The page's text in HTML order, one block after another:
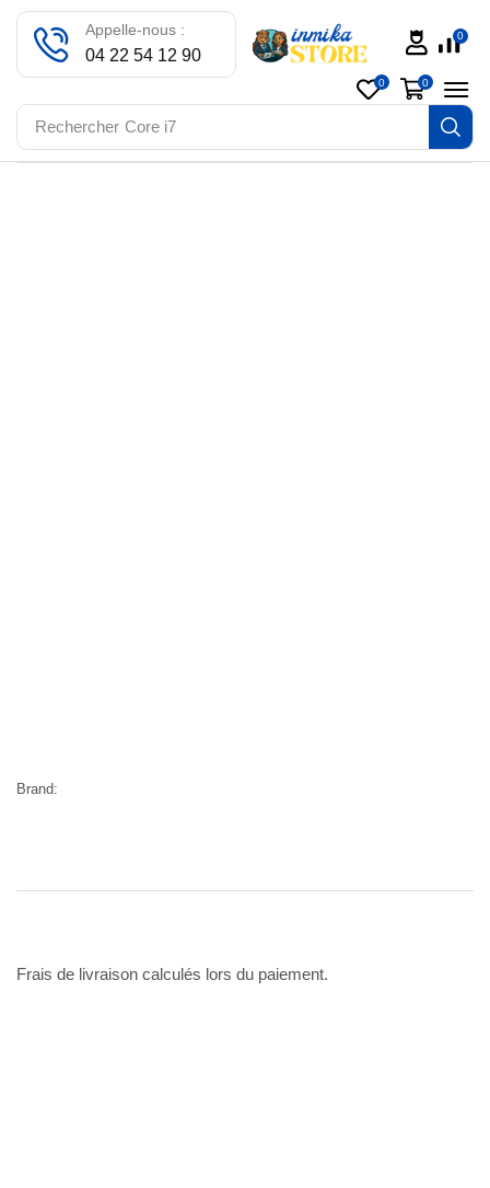
Rechercher Core i7
Appelle-nous :
04 22 54 12 90
0
0 0
Brand:
Frais de livraison calculés lors du paiement.